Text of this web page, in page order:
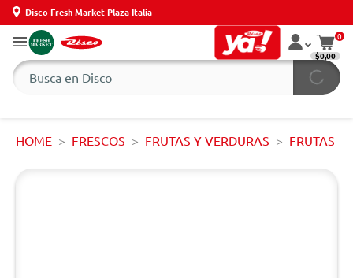
Disco Fresh Market Plaza Italia
0
$0,00
HOME FRESCOS FRUTAS Y VERDURAS FRUTAS